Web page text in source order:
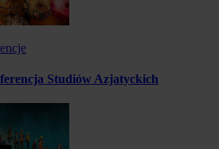
Studiów Azjatyckich